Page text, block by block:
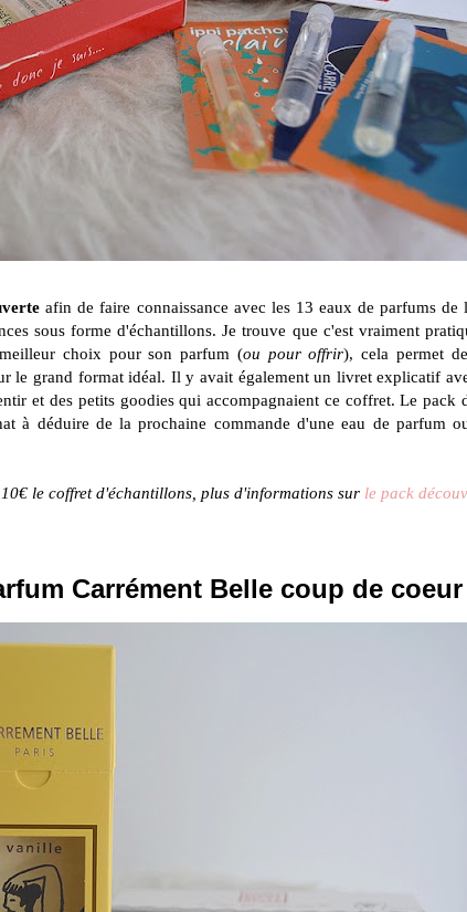
afin de faire connaissance avec les 13 eaux de parfums de
sous forme d'échantillons. Je trouve que c'est vraiment
choix pour son parfum (ou pour offrir), cela permet
le grand format idéal. Il y avait également un livret explicatif
et des petits goodies qui accompagnaient ce coffret. Le pack
à déduire de la prochaine commande d'une eau de parfum
10€ le coffret d'échantillons, plus d'informations sur le pack
Carrément Belle coup de coeur